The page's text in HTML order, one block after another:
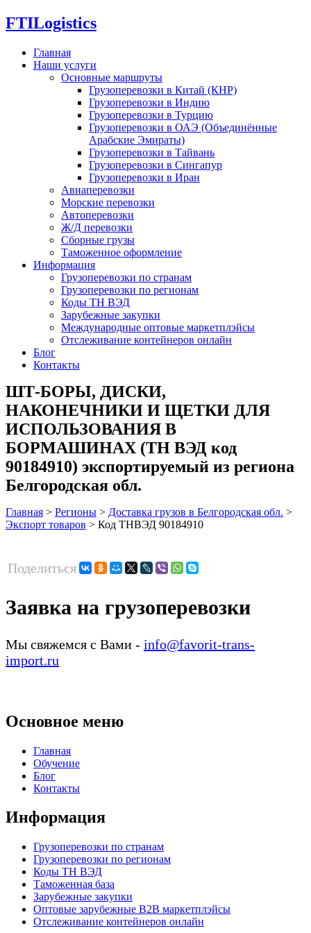
FTILogistics
Главная
Наши услуги
Основные маршруты
Грузоперевозки в Китай (КНР)
Грузоперевозки в Индию
Грузоперевозки в Турцию
Грузоперевозки в ОАЭ (Объединённые
Арабские Эмираты)
Грузоперевозки в Тайвань
Грузоперевозки в Сингапур
Грузоперевозки в Иран
Авиаперевозки
Морские перевозки
Автоперевозки
Ж/Д перевозки
Сборные грузы
Таможенное оформление
Информация
Грузоперевозки по странам
Грузоперевозки по регионам
Коды ТН ВЭД
Зарубежные закупки
Международные оптовые маркетплэйсы
Отслеживание контейнеров онлайн
Блог
Контакты
ШТ-БОРЫ, ДИСКИ,
НАКОНЕЧНИКИ И ЩЕТКИ ДЛЯ
ИСПОЛЬЗОВАНИЯ В
БОРМАШИНАХ (ТН ВЭД код
90184910) экспортируемый из региона
Белгородская обл.
Главная > Регионы > Доставка грузов в Белгородская обл. >
Экспорт товаров > Код ТНВЭД 90184910
Поделиться
Заявка на грузоперевозки
Мы свяжемся с Вами - info@favorit-trans-
import.ru
Основное меню
Главная
Обучение
Блог
Контакты
Информация
Грузоперевозки по странам
Грузоперевозки по регионам
Коды ТН ВЭД
Таможенная база
Зарубежные закупки
Оптовые зарубежные B2B маркетплэйсы
Отслеживание контейнеров онлайн